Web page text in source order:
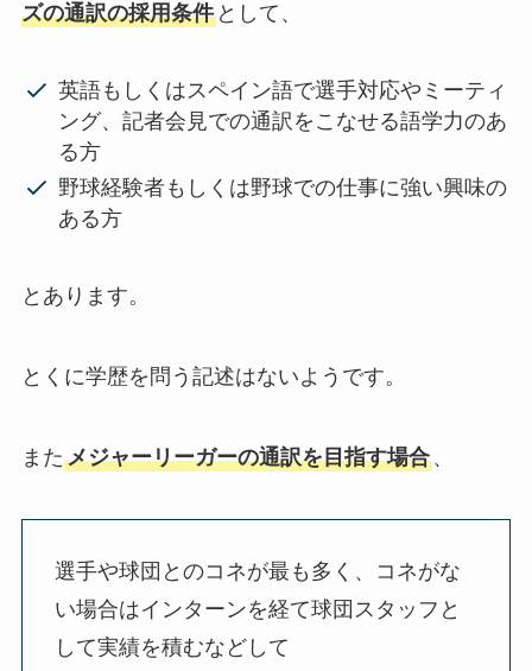
ズの通訳の採用条件として、
英語もしくはスペイン語で選手対応やミーティ
ング、記者会見での通訳をこなせる語学力のあ
る方
野球経験者もしくは野球での仕事に強い興味の
ある方
とあります。
とくに学歴を問う記述はないようです。
またメジャーリーガーの通訳を目指す場合、
選手や球団とのコネが最も多く、コネがな
い場合はインターンを経て球団スタッフと
して実績を積むなどして